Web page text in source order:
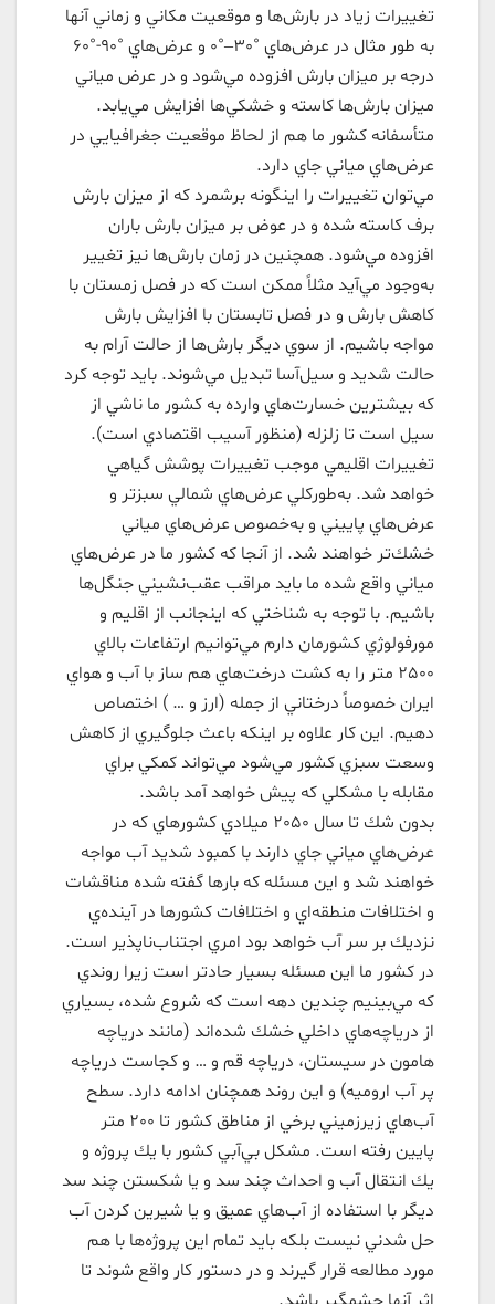
تغييرات زياد در بارش‌ها و موقعيت مكاني و زماني آنها
به طور مثال در عرض‌هاي °30–°0 و عرض‌هاي °90-°60
درجه بر ميزان بارش افزوده مي‌شود و در عرض مياني
ميزان بارش‌ها كاسته و خشكي‌ها افزايش مي‌يابد.
متأسفانه كشور ما هم از لحاظ موقعيت جغرافيايي در
عرض‌هاي مياني جاي دارد.
مي‌توان تغييرات را اينگونه برشمرد كه از ميزان بارش
برف كاسته شده و در عوض بر ميزان بارش باران
افزوده مي‌شود. همچنين در زمان بارش‌ها نيز تغيير
به‌وجود مي‌آيد مثلاً ممكن است كه در فصل زمستان با
كاهش بارش و در فصل تابستان با افزايش بارش
مواجه باشيم. از سوي ديگر بارش‌ها از حالت آرام به
حالت شديد و سيل‌آسا تبديل مي‌شوند. بايد توجه كرد
كه بيشترين خسارت‌هاي وارده به كشور ما ناشي از
سيل است تا زلزله (منظور آسيب اقتصادي است).
تغييرات اقليمي موجب تغييرات پوشش گياهي
خواهد شد. به‌طوركلي عرض‌هاي شمالي سبزتر و
عرض‌هاي پاييني و به‌خصوص عرض‌هاي مياني
خشك‌تر خواهند شد. از آنجا كه كشور ما در عرض‌هاي
مياني واقع شده ما بايد مراقب عقب‌نشيني جنگل‌ها
باشيم. با توجه به شناختي كه اينجانب از اقليم و
مورفولوژي كشورمان دارم مي‌توانيم ارتفاعات بالاي
2500 متر را به كشت درخت‌هاي هم ساز با آب و هواي
ايران خصوصاً درختاني از جمله (ارز و … ) اختصاص
دهيم. اين كار علاوه بر اينكه باعث جلوگيري از كاهش
وسعت سبزي كشور مي‌شود مي‌تواند كمكي براي
مقابله با مشكلي كه پيش خواهد آمد باشد.
بدون شك تا سال 2050 ميلادي كشورهاي كه در
عرض‌هاي مياني جاي دارند با كمبود شديد آب مواجه
خواهند شد و اين مسئله كه بارها گفته شده مناقشات
و اختلافات منطقه‌اي و اختلافات كشورها در آينده‌ي
نزديك بر سر آب خواهد بود امري اجتناب‌ناپذير است.
در كشور ما اين مسئله بسيار حادتر است زيرا روندي
كه مي‌بينيم چندين دهه است كه شروع شده، بسياري
از درياچه‌هاي داخلي خشك شده‌اند (مانند درياچه
هامون در سيستان، درياچه قم و … و كجاست درياچه
پر آب اروميه) و اين روند همچنان ادامه دارد. سطح
آب‌هاي زيرزميني برخي از مناطق كشور تا 200 متر
پايين رفته است. مشكل بي‌آبي كشور با يك پروژه و
يك انتقال آب و احداث چند سد و يا شكستن چند سد
ديگر با استفاده از آب‌هاي عميق و يا شيرين كردن آب
حل شدني نيست بلكه بايد تمام اين پروژه‌ها با هم
مورد مطالعه قرار گيرند و در دستور كار واقع شوند تا